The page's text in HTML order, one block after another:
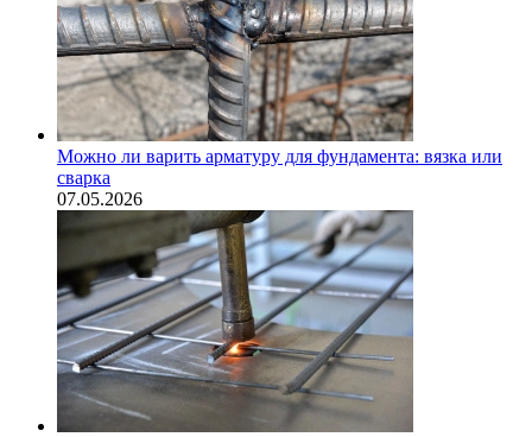
Можно ли варить арматуру для фундамента: вязка или
сварка
07.05.2026